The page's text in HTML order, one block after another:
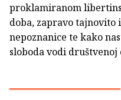
proklamiranom
doba, zapravo tajnovito
nepoznanice te kako
sloboda vodi društvenoj